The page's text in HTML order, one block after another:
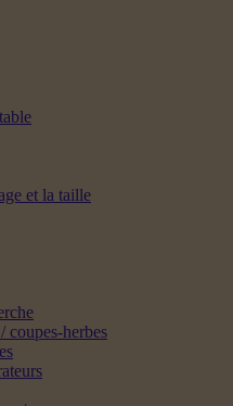
et la taille
coupes-herbes